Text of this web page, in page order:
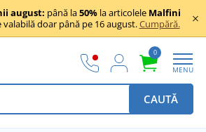
august: până la50% la articolele Malfini
doar până pe 16 august.Cumpără.
0
MENU
CAUTĂ